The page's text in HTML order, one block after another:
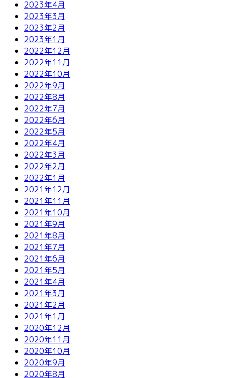
2023年4月
2023年3月
2023年2月
2023年1月
2022年12月
2022年11月
2022年10月
2022年9月
2022年8月
2022年7月
2022年6月
2022年5月
2022年4月
2022年3月
2022年2月
2022年1月
2021年12月
2021年11月
2021年10月
2021年9月
2021年8月
2021年7月
2021年6月
2021年5月
2021年4月
2021年3月
2021年2月
2021年1月
2020年12月
2020年11月
2020年10月
2020年9月
2020年8月